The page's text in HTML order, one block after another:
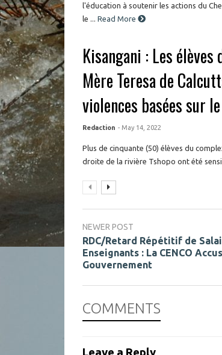
l'éducation à soutenir les actions du
le ... Read More
Kisangani : Les
Mère Teresa de
violences basées sur
Redaction - May 14, 2022
Plus de cinquante (50) élèves du
droite de la rivière Tshopo ont été
NEWER POST
RDC/Retard Répétitif de
Enseignants : La CENCO
Gouvernement
COMMENTS
Leave a Reply